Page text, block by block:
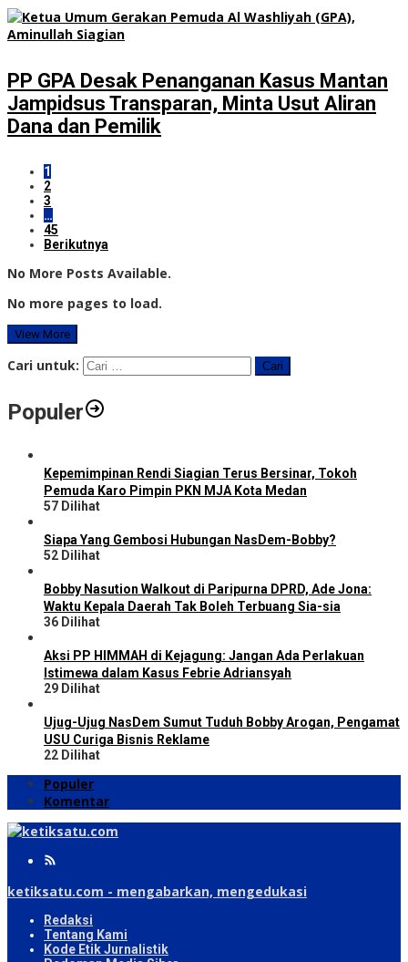
PP GPA Desak Penanganan Kasus Mantan
Jampidsus Transparan, Minta Usut Aliran
Dana dan Pemilik
1
2
3
…
45
Berikutnya
No More Posts Available.
No more pages to load.
View More
Cari untuk:
Populer
Kepemimpinan Rendi Siagian Terus Bersinar, Tokoh
Pemuda Karo Pimpin PKN MJA Kota Medan
57 Dilihat
Siapa Yang Gembosi Hubungan NasDem-Bobby?
52 Dilihat
Bobby Nasution Walkout di Paripurna DPRD, Ade Jona:
Waktu Kepala Daerah Tak Boleh Terbuang Sia-sia
36 Dilihat
Aksi PP HIMMAH di Kejagung: Jangan Ada Perlakuan
Istimewa dalam Kasus Febrie Adriansyah
29 Dilihat
Ujug-Ujug NasDem Sumut Tuduh Bobby Arogan, Pengamat
USU Curiga Bisnis Reklame
22 Dilihat
Populer
Komentar
ketiksatu.com - mengabarkan, mengedukasi
Redaksi
Tentang Kami
Kode Etik Jurnalistik